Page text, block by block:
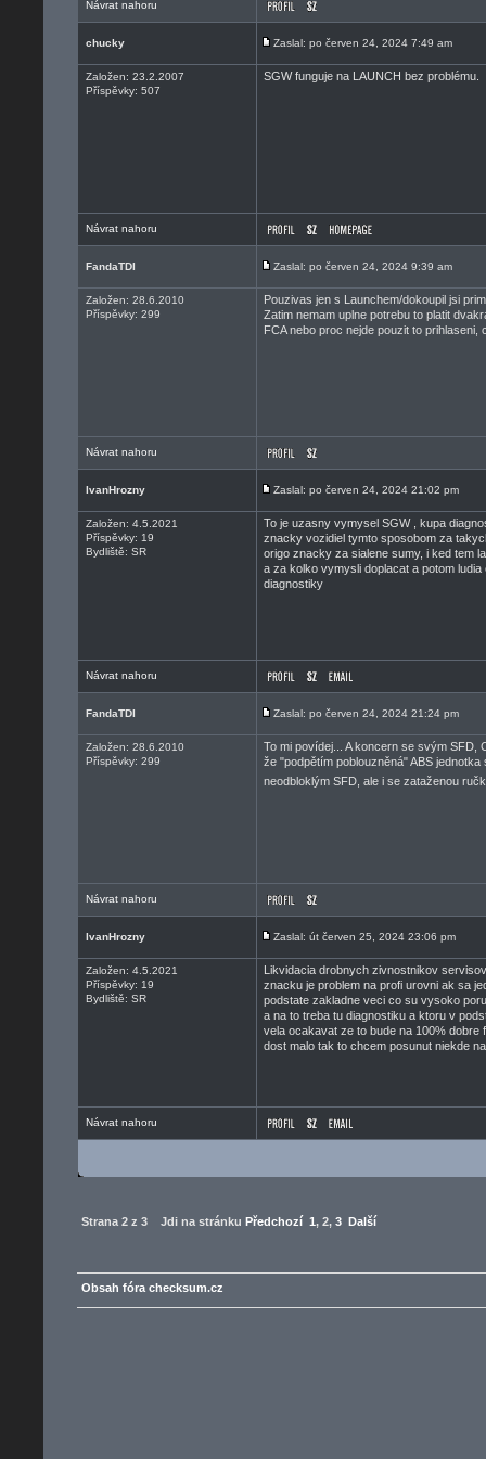
Návrat nahoru
chucky Zaslal: po červen 24, 2024 7:49 am
Založen: 23.2.2007
Příspěvky: 507
SGW funguje na LAUNCH bez problému.
Návrat nahoru
FandaTDI Zaslal: po červen 24, 2024 9:39 am
Založen: 28.6.2010
Příspěvky: 299
Pouzivas jen s Launchem/dokoupil jsi
Zatim nemam uplne potrebu to platit
FCA nebo proc nejde pouzit to prihlaseni,
Návrat nahoru
IvanHrozny Zaslal: po červen 24, 2024 21:02 pm
Založen: 4.5.2021
Příspěvky: 19
Bydliště: SR
To je uzasny vymysel SGW , kupa
znacky vozidiel tymto sposobom za
origo znacky za sialene sumy, i ked tem
a za kolko vymysli doplacat a potom
diagnostiky
Návrat nahoru
FandaTDI Zaslal: po červen 24, 2024 21:24 pm
Založen: 28.6.2010
Příspěvky: 299
To mi povídej... A koncern se svým SFD,
že "podpětím poblouzněná" ABS
neodbloklým SFD, ale i se zataženou
Návrat nahoru
IvanHrozny Zaslal: út červen 25, 2024 23:06 pm
Založen: 4.5.2021
Příspěvky: 19
Bydliště: SR
Likvidacia drobnych zivnostnikov
znacku je problem na profi urovni ak sa
podstate zakladne veci co su vysoko
a na to treba tu diagnostiku a ktoru v
vela ocakavat ze to bude na 100%
dost malo tak to chcem posunut niekde
Návrat nahoru
Strana 2 z 3 Jdi na stránku Předchozí 1, 2, 3 Další
Obsah fóra checksum.cz